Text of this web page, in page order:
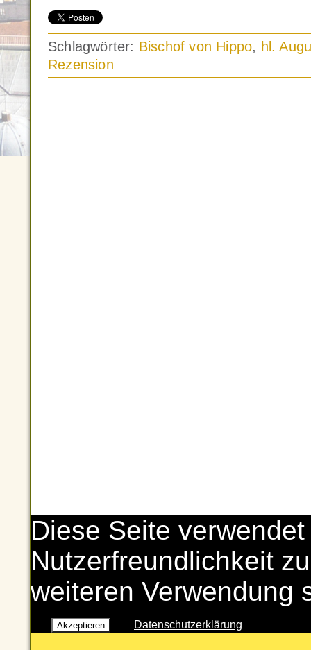
Schlagwörter: Bischof von Hippo, hl.
Rezension
Diese Seite
Nutzerfreundlichkeit
weiteren Verwendung
Akzeptieren Datenschutzerklärung